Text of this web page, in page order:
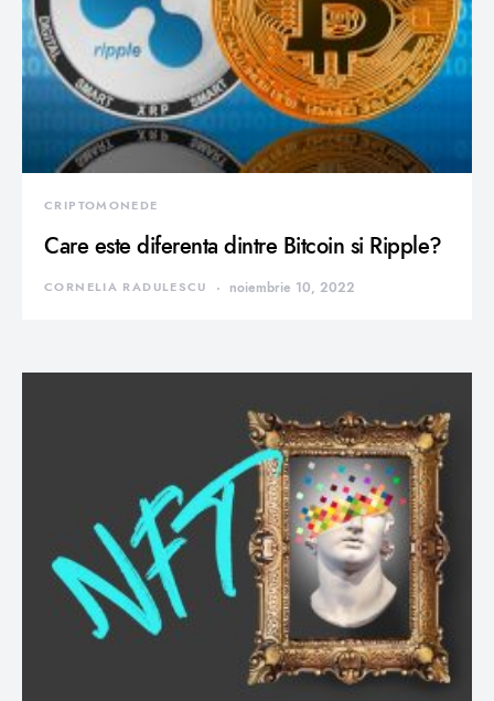
CRIPTOMONEDE
Care este diferenta dintre Bitcoin si Ripple?
CORNELIA RADULESCU noiembrie 10, 2022